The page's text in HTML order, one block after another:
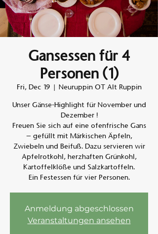
Gansessen für 4
Personen (1)
Fri, Dec 19
  |
Neuruppin OT Alt Ruppin
Unser Gänse-Highlight für November und
Dezember !
Freuen Sie sich auf eine ofenfrische Gans
– gefüllt mit Märkischen Äpfeln,
Zwiebeln und Beifuß. Dazu servieren wir
Apfelrotkohl, herzhaften Grünkohl,
Kartoffelklöße und Salzkartoffeln.
Ein Festessen für vier Personen.
Anmeldung abgeschlossen
Veranstaltungen ansehen